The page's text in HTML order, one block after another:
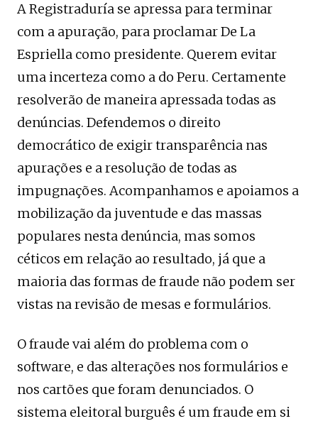
A Registraduría se apressa para terminar
com a apuração, para proclamar De La
Espriella como presidente. Querem evitar
uma incerteza como a do Peru. Certamente
resolverão de maneira apressada todas as
denúncias. Defendemos o direito
democrático de exigir transparência nas
apurações e a resolução de todas as
impugnações. Acompanhamos e apoiamos a
mobilização da juventude e das massas
populares nesta denúncia, mas somos
céticos em relação ao resultado, já que a
maioria das formas de fraude não podem ser
vistas na revisão de mesas e formulários.
O fraude vai além do problema com o
software, e das alterações nos formulários e
nos cartões que foram denunciados. O
sistema eleitoral burguês é um fraude em si